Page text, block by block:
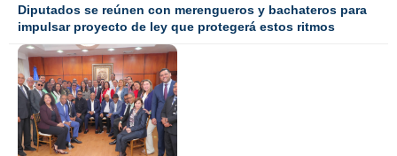
Diputados se reúnen con merengueros y bachateros para
impulsar proyecto de ley que protegerá estos ritmos